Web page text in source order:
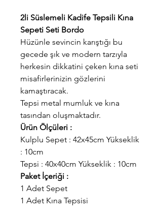
2li Süslemeli Kadife Tepsili Kına
Sepeti Seti Bordo
Hüzünle sevincin karıştığı bu
gecede şık ve modern tarzıyla
herkesin dikkatini çeken kına seti
misafirlerinizin gözlerini
kamaştıracak.
Tepsi metal mumluk ve kına
tasından oluşmaktadır.
Ürün Ölçüleri :
Kulplu Sepet : 42x45cm Yükseklik
: 10cm
Tepsi : 40x40cm Yükseklik : 10cm
Paket İçeriği :
1 Adet Sepet
1 Adet Kına Tepsisi